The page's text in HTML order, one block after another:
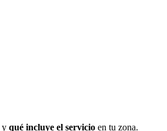
y qué incluye el servicio en tu zona.